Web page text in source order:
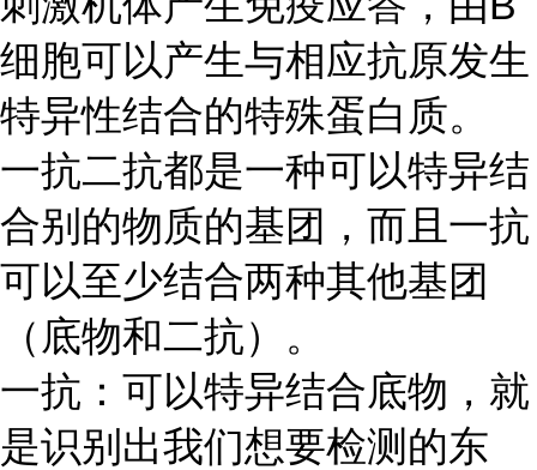
细胞可以产生与相应抗原发生
特异性结合的特殊蛋白质。
一抗二抗都是一种可以特异结
合别的物质的基团，而且一抗
可以至少结合两种其他基团
（底物和二抗）。
一抗：可以特异结合底物，就
是识别出我们想要检测的东